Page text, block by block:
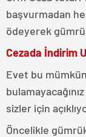
başvurmadan
ödeyerek
Cezada İndirim
Evet bu
sizler için
Öncelikle